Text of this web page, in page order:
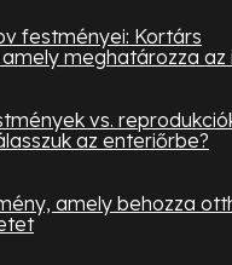
festményei: Kortárs
meghatározza az
vs.
az enteriőrbe?
amely behozza